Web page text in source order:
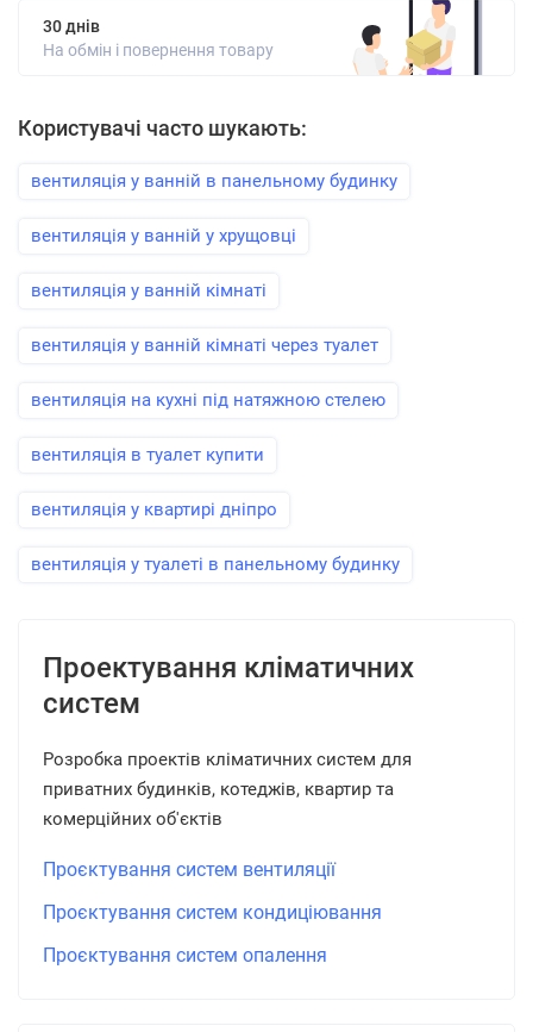
30 днів
На обмін і повернення товару
Користувачі часто шукають:
вентиляція у ванній в панельному будинку
вентиляція у ванній у хрущовці
вентиляція у ванній кімнаті
вентиляція у ванній кімнаті через туалет
вентиляція на кухні під натяжною стелею
вентиляція в туалет купити
вентиляція у квартирі дніпро
вентиляція у туалеті в панельному будинку
Проектування кліматичних
систем
Розробка проектів кліматичних систем для
приватних будинків, котеджів, квартир та
комерційних об'єктів
Проєктування систем вентиляції
Проєктування систем кондиціювання
Проєктування систем опалення